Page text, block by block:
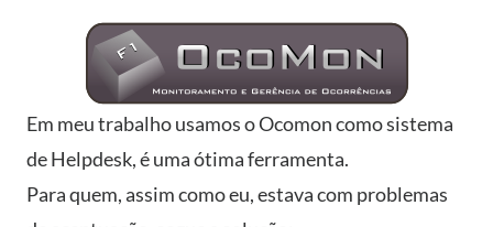
Em meu trabalho usamos o Ocomon como sistema
de Helpdesk, é uma ótima ferramenta.
Para quem, assim como eu, estava com problemas